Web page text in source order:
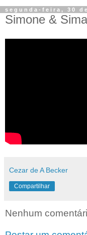
segunda-feira, 30
Simone &
Cezar de A Becker
Compartilhar
Nenhum